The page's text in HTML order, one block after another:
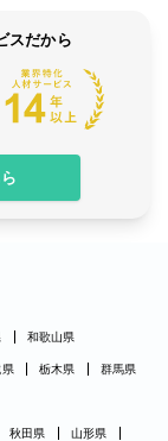
スだから
和歌山県
県 栃木県 群馬県
秋田県
山形県